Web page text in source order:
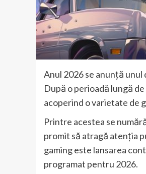
Anul 2026 se anunță
După o perioadă lungă
acoperind o varietate de
Printre acestea se
promit să atragă atenția
gaming este lansarea
programat pentru 2026.